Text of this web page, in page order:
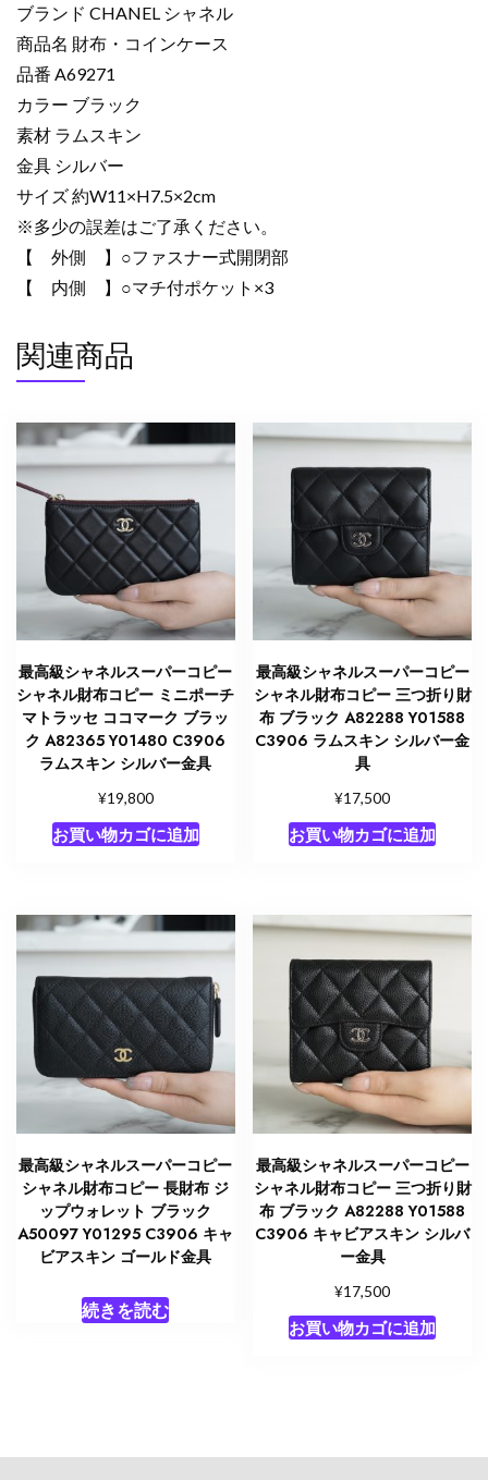
ン
ケ
ー
ス
ブ
ラ
ッ
ク
A69271
ラ
ム
キ
ン
バ
ー
金
ブランド CHANEL シャネル
商品名 財布・コインケース
品番 A69271
カラー ブラック
素材 ラムスキン
金具 シルバー
サイズ 約W11×H7.5×2cm
※多少の誤差はご了承ください。
【 外側 】○ファスナー式開閉部
【 内側 】○マチ付ポケット×3
関連商品
最高級シャネルスーパーコピー
シャネル財布コピー ミニポーチ
マトラッセ ココマーク ブラッ
ク A82365 Y01480 C3906
ラムスキン シルバー金具
¥19,800
お買い物カゴに追加
最高級シャネルスーパーコピー
シャネル財布コピー 三つ折り財
布 ブラック A82288 Y01588
C3906 ラムスキン シルバー金
具
¥17,500
お買い物カゴに追加
最高級シャネルスーパーコピー
シャネル財布コピー 長財布 ジ
ップウォレット ブラック
A50097 Y01295 C3906 キャ
ビアスキン ゴールド金具
続きを読む
最高級シャネルスーパーコピー
シャネル財布コピー 三つ折り財
布 ブラック A82288 Y01588
C3906 キャビアスキン シルバ
ー金具
¥17,500
お買い物カゴに追加